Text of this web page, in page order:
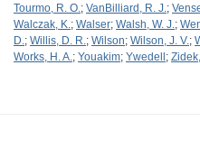
Tourmo, R. O.; VanBilliard, R. J.;
Walczak, K.; Walser; Walsh, W. J.;
D.; Willis, D. R.; Wilson; Wilson, J. V.;
Works, H. A.; Youakim; Ywedell ;